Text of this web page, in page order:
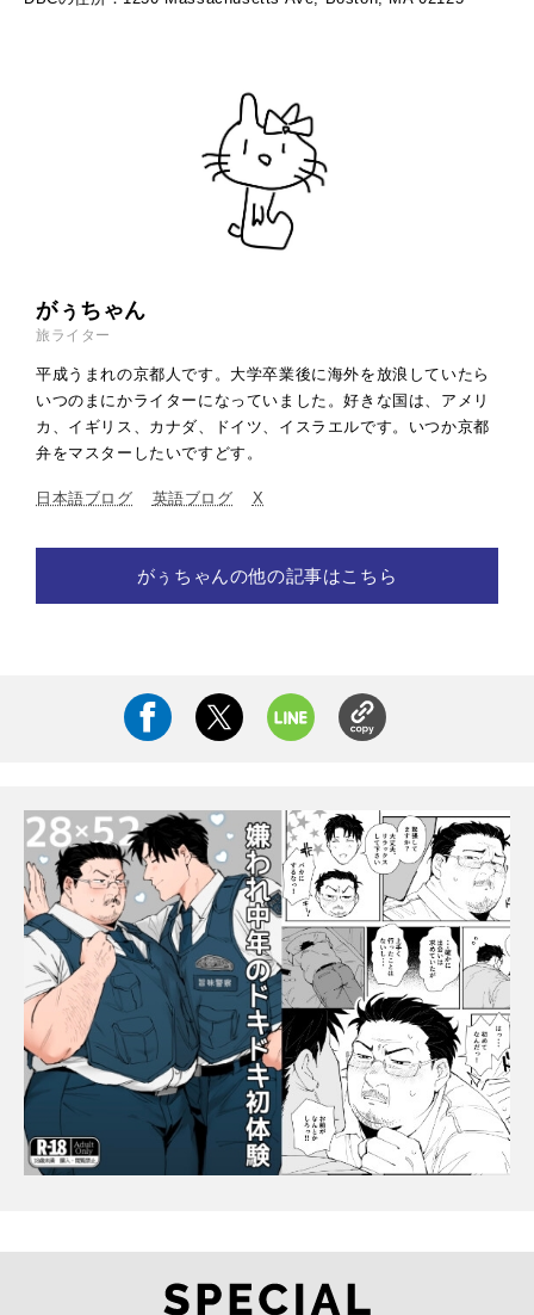
がぅちゃん
旅ライター
平成うまれの京都人です。大学卒業後に海外を放浪していたら
いつのまにかライターになっていました。好きな国は、アメリ
カ、イギリス、カナダ、ドイツ、イスラエルです。いつか京都
弁をマスターしたいですどす。
日本語ブログ 英語ブログ X
がぅちゃんの他の記事はこちら